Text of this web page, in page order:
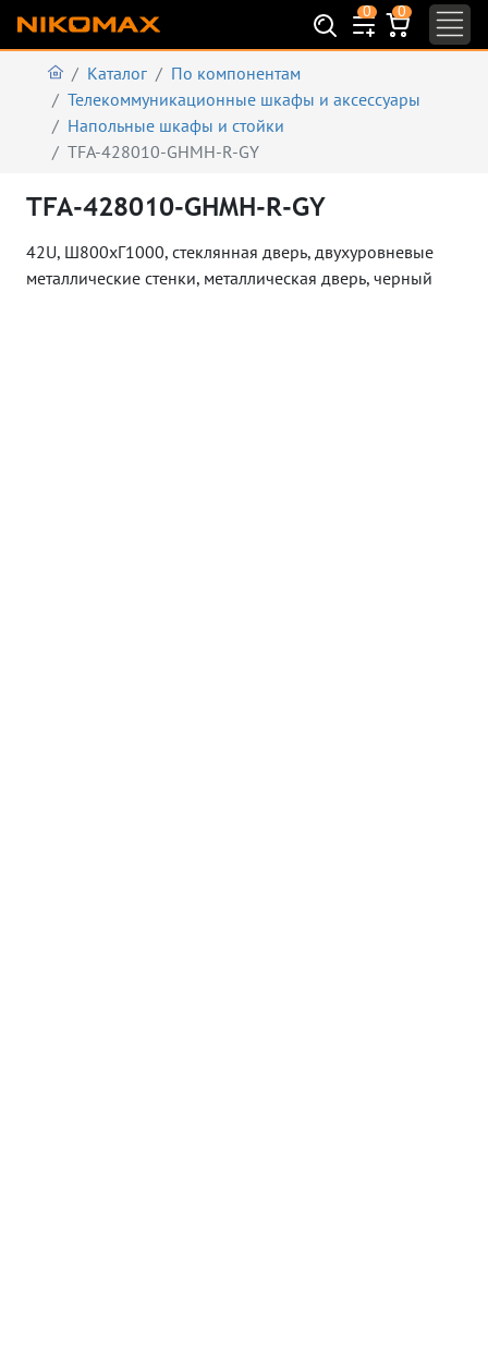
0 0
Каталог
По компонентам
Телекоммуникационные шкафы и аксеcсуары
Напольные шкафы и стойки
TFA-428010-GHMH-R-GY
TFA-428010-GHMH-R-GY
42U, Ш800хГ1000, стеклянная дверь, двухуровневые
металлические стенки, металлическая дверь, черный